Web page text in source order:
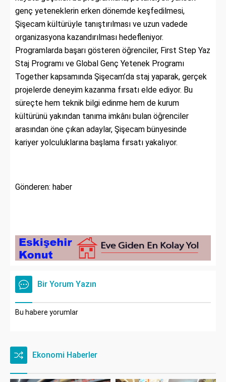
genç yeteneklerin erken dönemde keşfedilmesi,
Şişecam kültürüyle tanıştırılması ve uzun vadede
organizasyona kazandırılması hedefleniyor.
Programlarda başarı gösteren öğrenciler, First Step Yaz
Staj Programı ve Global Genç Yetenek Programı
Together kapsamında Şişecam’da staj yaparak, gerçek
projelerde deneyim kazanma fırsatı elde ediyor. Bu
süreçte hem teknik bilgi edinme hem de kurum
kültürünü yakından tanıma imkânı bulan öğrenciler
arasından öne çıkan adaylar, Şişecam bünyesinde
kariyer yolculuklarına başlama fırsatı yakalıyor.
Gönderen: haber
Bir Yorum Yazın
Bu habere yorumlar
Ekonomi Haberler